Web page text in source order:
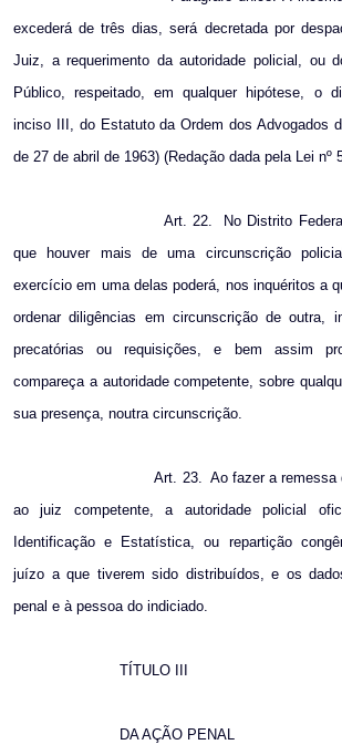
excederá de três dias, será decretada por
Juiz, a requerimento da autoridade policial, ou
Público, respeitado, em qualquer hipótese, o
inciso III, do Estatuto da Ordem dos Advogados
de 27 de abril de 1963) (Redação dada pela Lei nº
Art. 22.
No Distrito
que houver mais de uma circunscrição
exercício em uma delas poderá, nos inquéritos a
ordenar diligências em circunscrição de outra,
precatórias ou requisições, e bem assim
compareça a autoridade competente, sobre
sua presença, noutra circunscrição.
Art. 23. Ao fazer a remessa
ao juiz competente, a autoridade policial
Identificação e Estatística, ou repartição
juízo a que tiverem sido distribuídos, e os
penal e à pessoa do indiciado.
TÍTULO III
DA AÇÃO PENAL